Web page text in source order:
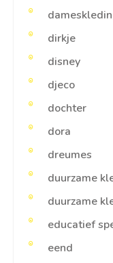
dirkje
disney
djeco
dochter
dora
dreumes
duurzame
duurzame
educatief
eend